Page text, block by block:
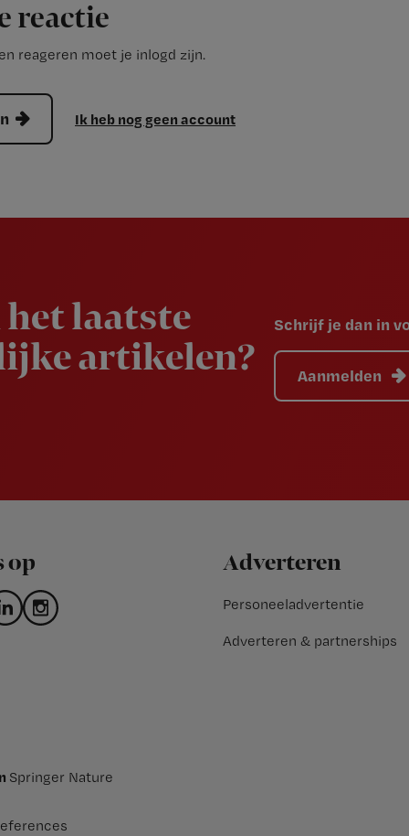
reactie
reageren moet je inlogd zijn.
Ik heb nog geen account
laatste
artikelen?
Schrijf je dan in
Aanmelden
op Adverteren
Personeeladvertentie
Adverteren & partnerships
Springer Nature